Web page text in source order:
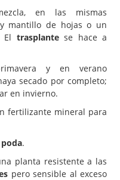
en las mismas
mantillo de hojas o un
El trasplantese hace a
y en verano
secado por completo;
en invierno.
fertilizante mineral para
poda.
planta resistente a las
pero sensible al exceso